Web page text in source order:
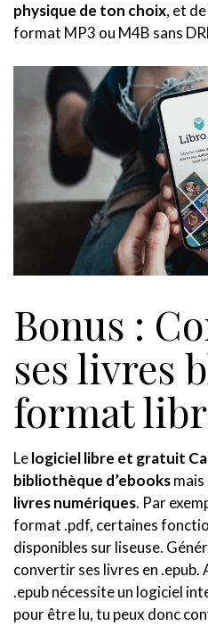
physique de ton choix, et
format MP3 ou M4B sans
Bonus :
ses livres
format
Lelogiciel libre et gratuit
bibliothèque d’ebooksmais
livres numériques. Par
format .pdf, certaines
disponibles sur liseuse.
convertir ses livres en
.epub nécessite un logiciel
pour être lu, tu peux donc